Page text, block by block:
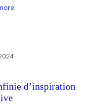
d’inspiration